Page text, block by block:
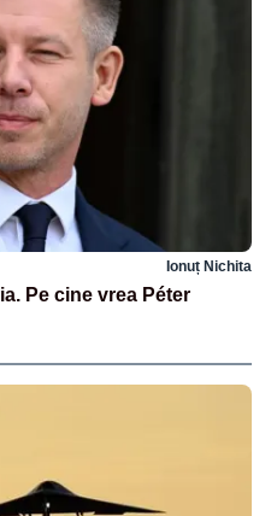
Ionuț Nichita
Pe cine vrea Péter